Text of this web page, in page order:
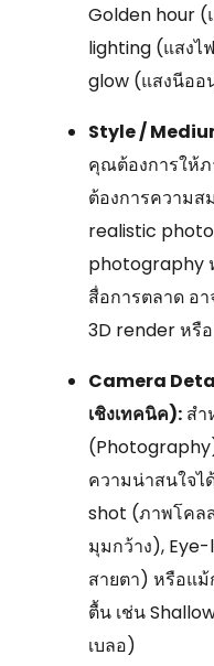
Golden hour (
lighting (แสงไ
glow (แสงนีออ
Style /
คุณต้องการให้
ต้องการความส
realistic
photography
สื่อการตลาด อ
3D render หรื
Camera
เชิงเทคนิค): สำ
ความน่าสนใจไ
shot (ภาพโคล
มุมกว้าง),
สายตา) หรือแ
ตื้น เช่น
เบลอ)